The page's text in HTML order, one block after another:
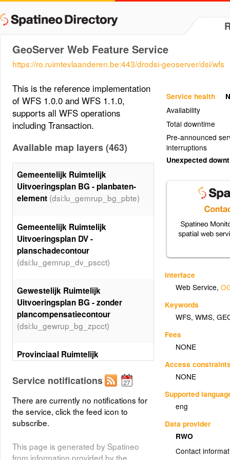
GeoServer Web Feature Service
https://ro.ruimtevlaanderen.be:443/drodsi-geoserver/dsi/wfs
Service health
Availability
Total downtime
Pre-announced
interruptions
Unexpected
Interface
Web Service,
Keywords
WFS,WMS,
Fees
NONE
Access
NONE
Supported
eng
Data provider
RWO
Contact
This is the reference implementation
of WFS 1.0.0 and WFS 1.1.0,
supports all WFS operations
including Transaction.
Available map layers (463)
Gemeentelijk Ruimtelijk
Uitvoeringsplan BG - planbaten-
element (dsi:lu_gemrup_bg_pbte)
Gemeentelijk Ruimtelijk
Uitvoeringsplan DV -
planschadecontour
(dsi:lu_gemrup_dv_pscct)
Gewestelijk Ruimtelijk
Uitvoeringsplan BG - zonder
plancompensatiecontour
(dsi:lu_gewrup_bg_zpcct)
Provinciaal Ruimtelijk
(dsi:lu_prorup_pv_ln)
Gewestelijk Ruimtelijk
Uitvoeringsplan BG -
planspecialecontourpt
(dsi:lu_gewrup_bg_ctspec_pt)
Service notifications
There are currently no notifications for
the service, click the feed icon to
subscribe.
This page is generated by Spatineo
from information provided by the